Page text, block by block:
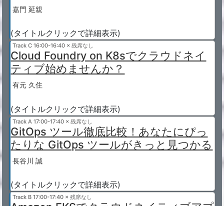
嘉門 延親
(タイトルクリックで詳細表示)
Track C 16:00-16:40 × 残席なし
Cloud Foundry on K8sでクラウドネイ
ティブ始めませんか？
有元 久住
(タイトルクリックで詳細表示)
Track A 17:00-17:40 × 残席なし
GitOps ツール徹底比較！あなたにぴっ
たりな GitOps ツールがきっと見つかる
長谷川 誠
(タイトルクリックで詳細表示)
Track B 17:00-17:40 × 残席なし